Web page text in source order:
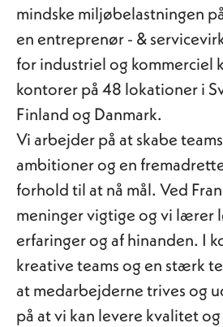
mindske miljøbelastningen
en entreprenør - &
for industriel og kommerciel
kontorer på 48 lokationer i
Finland og Danmark.
Vi arbejder på at skabe
ambitioner og en
forhold til at nå mål. Ved
meninger vigtige og vi lærer
erfaringer og af hinanden. I
kreative teams og en stærk
at medarbejderne trives og
på at vi kan levere kvalitet